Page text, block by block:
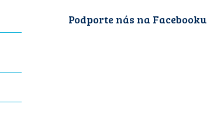
Podporte nás na Facebooku